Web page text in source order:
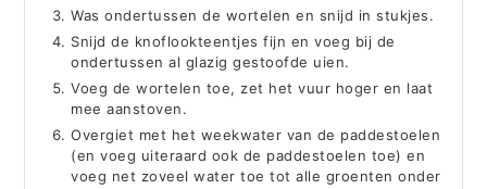
Was ondertussen de wortelen en snijd in stukjes.
Snijd de knoflookteentjes fijn en voeg bij de
ondertussen al glazig gestoofde uien.
Voeg de wortelen toe, zet het vuur hoger en laat
mee aanstoven.
Overgiet met het weekwater van de paddestoelen
(en voeg uiteraard ook de paddestoelen toe) en
voeg net zoveel water toe tot alle groenten onder